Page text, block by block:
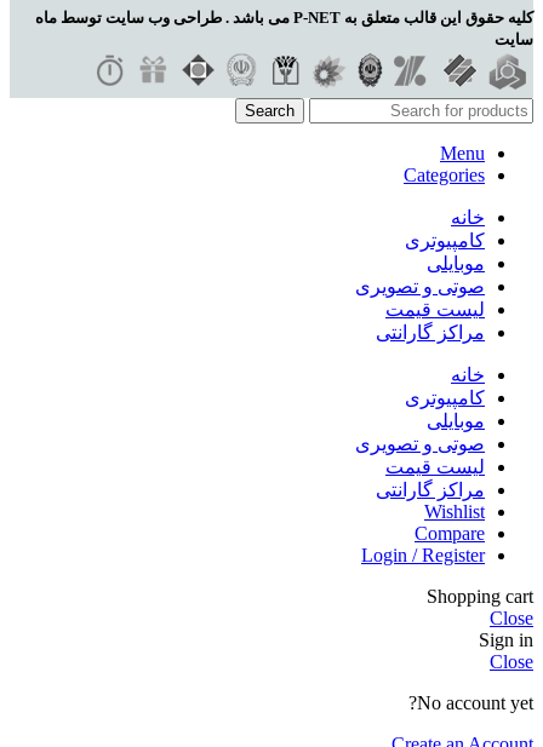
کلیه حقوق این قالب متعلق به P-NET می باشد . طراحی وب سایت توسط ماه
سایت
Search
Menu
Categories
خانه
کامپیوتری
موبایلی
صوتی و تصویری
لیست قیمت
مراکز گارانتی
خانه
کامپیوتری
موبایلی
صوتی و تصویری
لیست قیمت
مراکز گارانتی
Wishlist
Compare
Login / Register
Shopping cart
Close
Sign in
Close
No account yet?